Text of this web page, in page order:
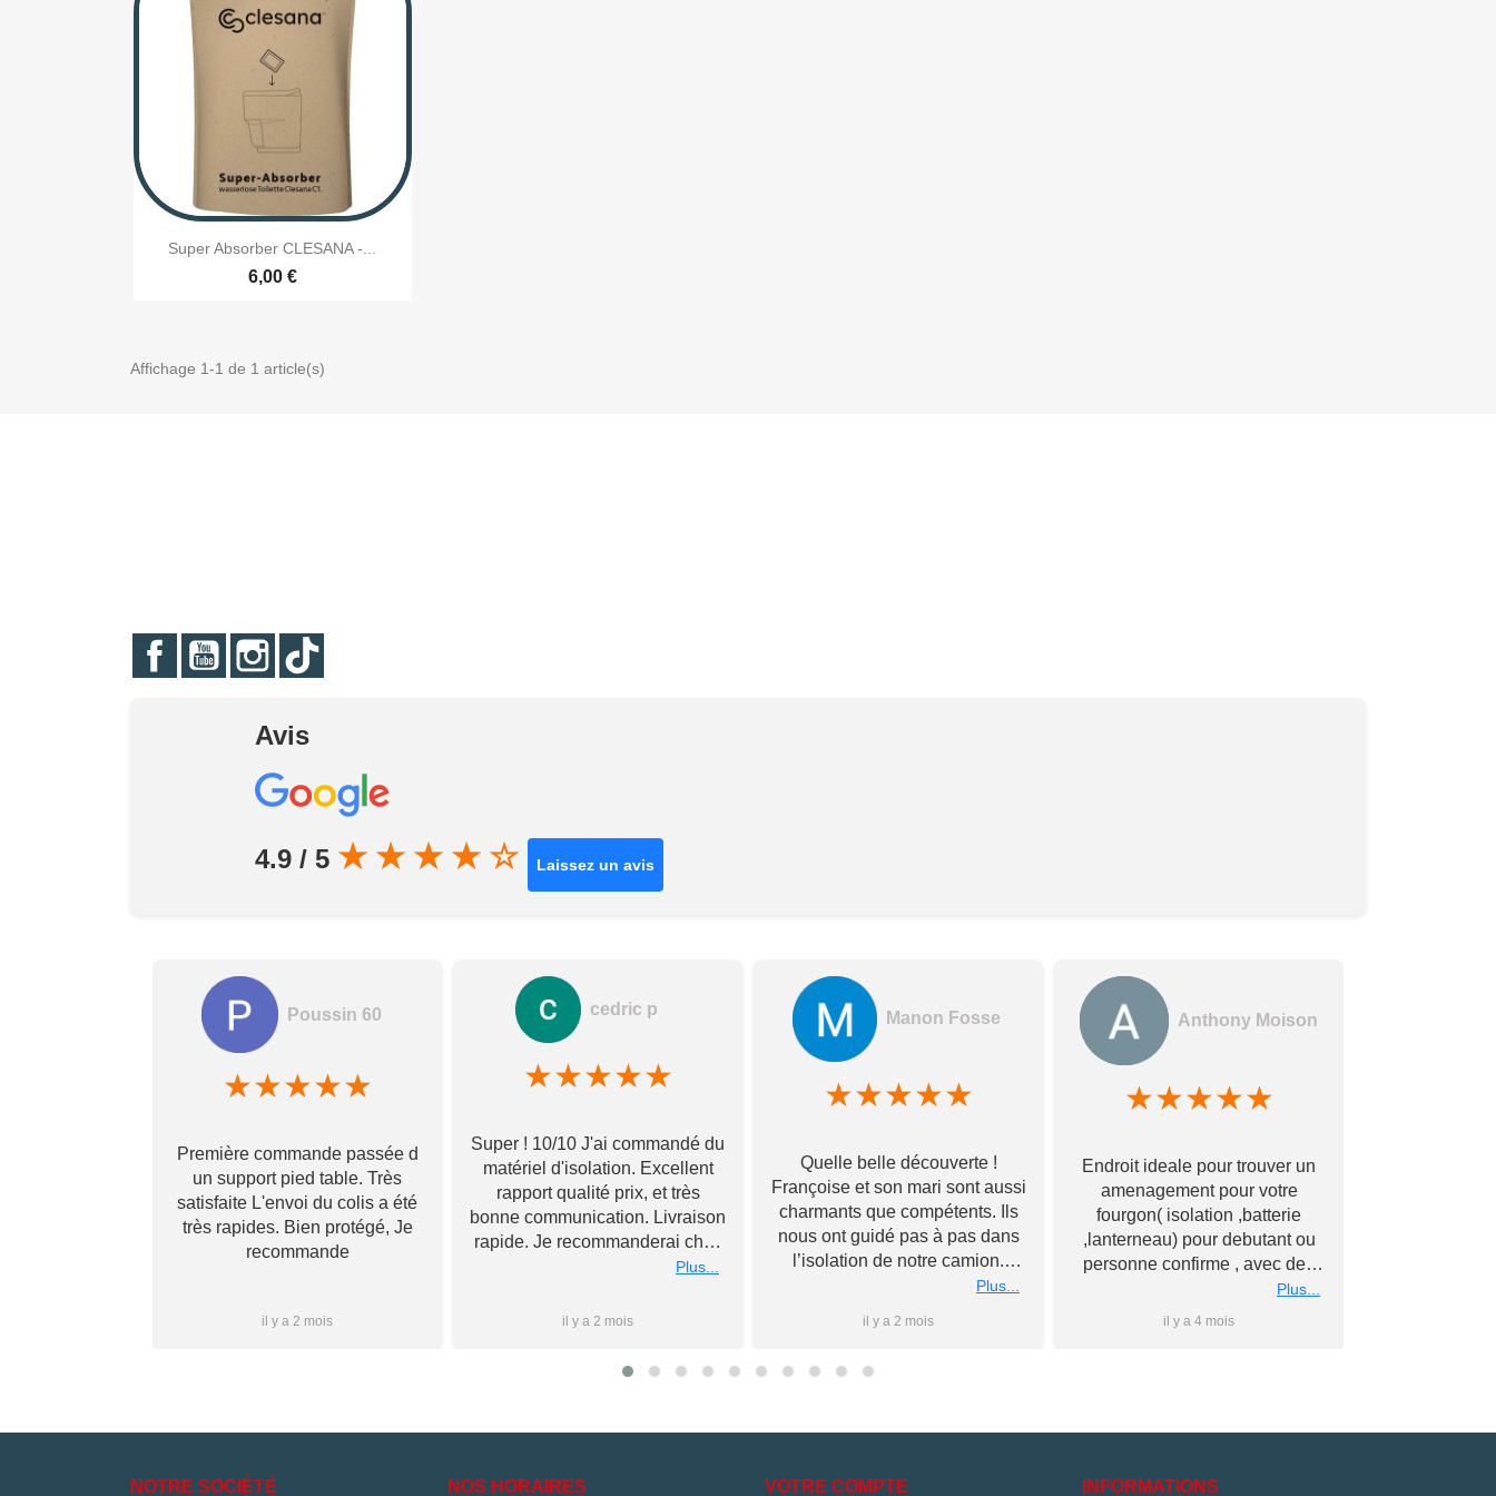
Aperçu rapide
Super Absorber CLESANA -...
6,00 €
Affichage 1-1 de 1 article(s)
FacebookYouTubeInstagram
Avis
4.9 / 5 ★ ★ ★ ★ ☆ Laissez un avis
Poussin 60
★★★★★
Première commande passée d
un support pied table. Très
satisfaite L'envoi du colis a été
très rapides. Bien protégé, Je
recommande
il y a 2 mois
cedric p
★★★★★
Super ! 10/10 J'ai commandé du
matériel d'isolation. Excellent
rapport qualité prix, et très
bonne communication. Livraison
rapide. Je recommanderai chez
Toupourvan ! Merci bcpPlus...
il y a 2 mois
Manon Fosse
★★★★★
Quelle belle découverte !
Françoise et son mari sont aussi
charmants que compétents. Ils
nous ont guidé pas à pas dans
l’isolation de notre camion.
Souriants et à l’écoute, ils nous
conseils et n’ont pas hésité à
magasin pour nous conseiller
nous forcer la main sur de
poursuivrons l’aventure de
Plus...
il y a 2 mois
Anthony Moison
★★★★★
Endroit ideale pour trouver un
amenagement pour votre
fourgon( isolation ,batterie
,lanterneau) pour debutant ou
personne confirme , avec des
conseils personnalise et prix
super competitif A recommander
Plus...
il y a 4 mois
NOTRE SOCIÉTÉ NOS HORAIRES VOTRE COMPTE INFORMATIONS